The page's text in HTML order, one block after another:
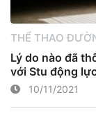
THỂ THAO
Lý do nào đã
với Stu động
10/11/2021